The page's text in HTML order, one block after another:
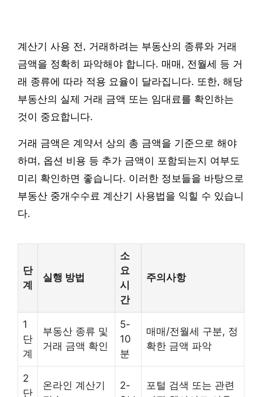
계산기 사용 전, 거래하려는 부동산의 종류와 거래
금액을 정확히 파악해야 합니다. 매매, 전월세 등 거
래 종류에 따라 적용 요율이 달라집니다. 또한, 해당
부동산의 실제 거래 금액 또는 임대료를 확인하는
것이 중요합니다.
거래 금액은 계약서 상의 총 금액을 기준으로 해야
하며, 옵션 비용 등 추가 금액이 포함되는지 여부도
미리 확인하면 좋습니다. 이러한 정보들을 바탕으로
부동산 중개수수료 계산기 사용법을 익힐 수 있습니
다.
단
계
실행 방법
소
요
시
간
주의사항
1
단
계
부동산 종류 및
거래 금액 확인
5-
10
분
매매/전월세 구분, 정
확한 금액 파악
2
단
온라인 계산기
2-
포털 검색 또는 관련